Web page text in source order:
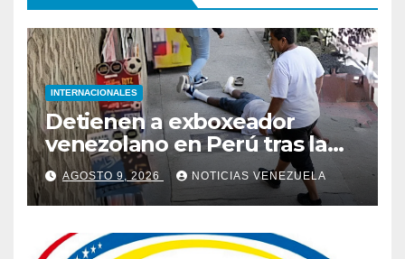
INTERNACIONALES
Detienen a exboxeador
venezolano en Perú tras la
muerte de mototaxista
durante una riña
AGOSTO 9, 2026 NOTICIAS VENEZUELA